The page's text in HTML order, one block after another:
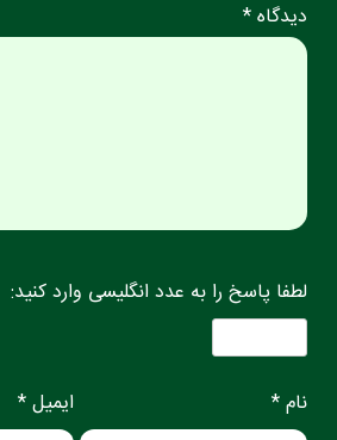
دیدگاه *
لطفا پاسخ را به عدد انگلیسی وارد کنید:
نام * ایمیل *